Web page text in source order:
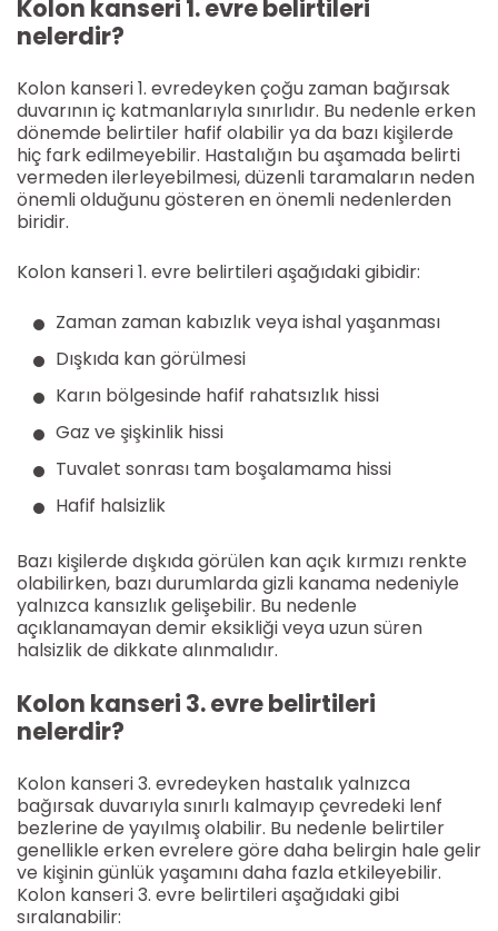
Kolon kanseri 1. evre belirtileri
nelerdir?
Kolon kanseri 1. evredeyken çoğu zaman bağırsak
duvarının iç katmanlarıyla sınırlıdır. Bu nedenle erken
dönemde belirtiler hafif olabilir ya da bazı kişilerde
hiç fark edilmeyebilir. Hastalığın bu aşamada belirti
vermeden ilerleyebilmesi, düzenli taramaların neden
önemli olduğunu gösteren en önemli nedenlerden
biridir.
Kolon kanseri 1. evre belirtileri aşağıdaki gibidir:
Zaman zaman kabızlık veya ishal yaşanması
Dışkıda kan görülmesi
Karın bölgesinde hafif rahatsızlık hissi
Gaz ve şişkinlik hissi
Tuvalet sonrası tam boşalamama hissi
Hafif halsizlik
Bazı kişilerde dışkıda görülen kan açık kırmızı renkte
olabilirken, bazı durumlarda gizli kanama nedeniyle
yalnızca kansızlık gelişebilir. Bu nedenle
açıklanamayan demir eksikliği veya uzun süren
halsizlik de dikkate alınmalıdır.
Kolon kanseri 3. evre belirtileri
nelerdir?
Kolon kanseri 3. evredeyken hastalık yalnızca
bağırsak duvarıyla sınırlı kalmayıp çevredeki lenf
bezlerine de yayılmış olabilir. Bu nedenle belirtiler
genellikle erken evrelere göre daha belirgin hale gelir
ve kişinin günlük yaşamını daha fazla etkileyebilir.
Kolon kanseri 3. evre belirtileri aşağıdaki gibi
sıralanabilir: